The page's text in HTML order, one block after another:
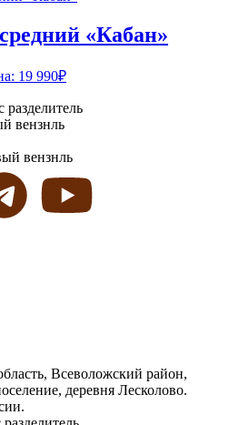
«Кабан»
19 990₽
Всеволожский район,
деревня Лесколово.